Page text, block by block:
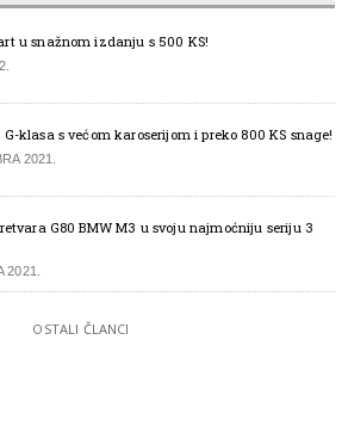
u snažnom izdanju s 500 KS!
klasa s većom karoserijom i preko 800 KS snage!
2021.
G80 BMW M3 u svoju najmoćniju seriju 3
OSTALI ČLANCI